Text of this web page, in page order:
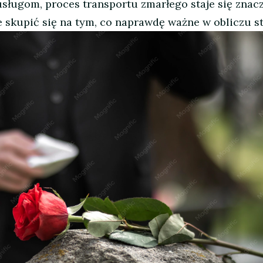
proces transportu zmarłego staje się
skupić się na tym, co naprawdę ważne w obliczu